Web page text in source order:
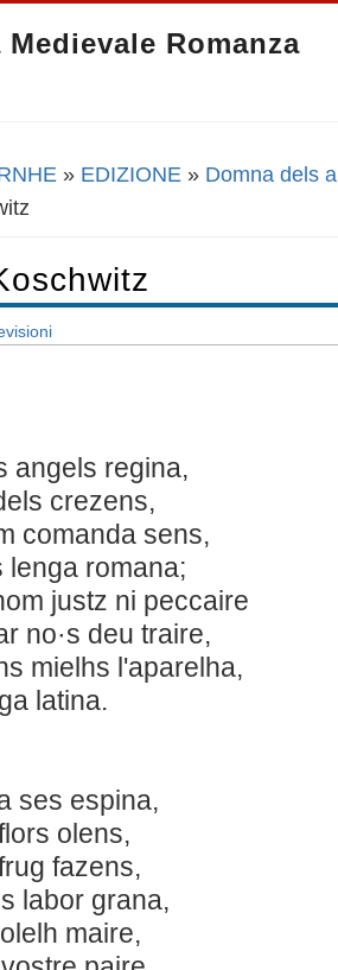
Romanza
» EDIZIONE » Domna dels
attiva)
angels regina,
crezens,
comanda sens,
lenga romana;
justz ni peccaire
no·s deu traire,
mielhs l'aparelha,
latina.
ses espina,
olens,
fazens,
labor grana,
maire,